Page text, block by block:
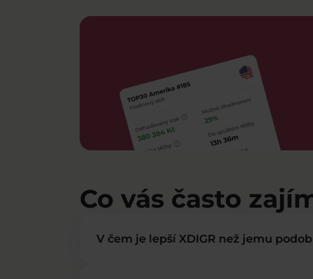
Co vás často
V čem je lepší XDIGR než jemu